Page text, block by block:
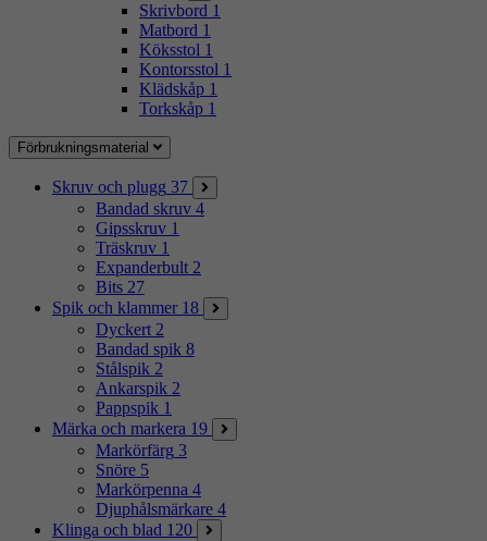
Skrivbord 1
Matbord 1
Köksstol 1
Kontorsstol 1
Klädskåp 1
Torkskåp 1
Förbrukningsmaterial
Skruv och plugg 37
Bandad skruv 4
Gipsskruv 1
Träskruv 1
Expanderbult 2
Bits 27
Spik och klammer 18
Dyckert 2
Bandad spik 8
Stålspik 2
Ankarspik 2
Pappspik 1
Märka och markera 19
Markörfärg 3
Snöre 5
Markörpenna 4
Djuphålsmärkare 4
Klinga och blad 120